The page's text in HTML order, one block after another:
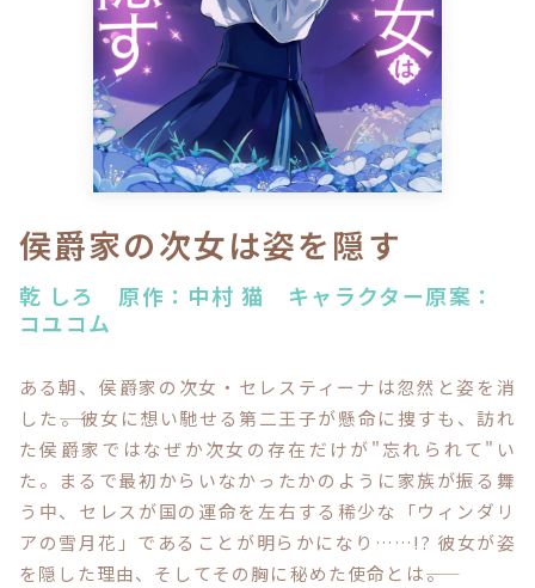
コミックガルド
コミックエッセイ
侯爵家の次女は姿を隠す
乾 しろ 原作：中村 猫 キャラクター原案：
コユコム
ある朝、侯爵家の次女・セレスティーナは忽然と姿を消
した――。彼女に想い馳せる第二王子が懸命に捜すも、訪れ
た侯爵家ではなぜか次女の存在だけが"忘れられて"い
た。まるで最初からいなかったかのように家族が振る舞
う中、セレスが国の運命を左右する稀少な「ウィンダリ
アの雪月花」であることが明らかになり……!? 彼女が姿
を隠した理由、そしてその胸に秘めた使命とは――。